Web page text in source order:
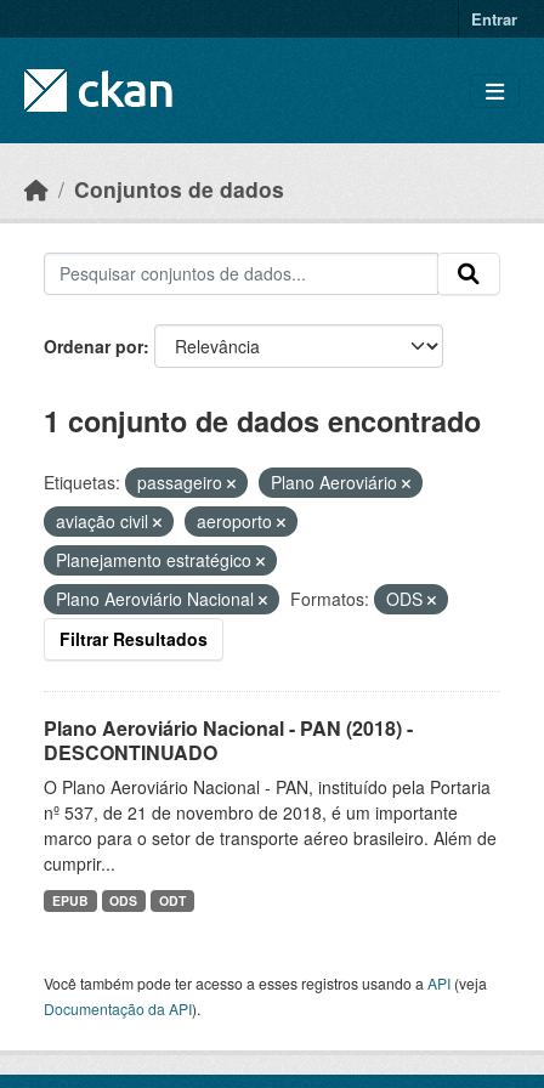
Entrar
Conjuntos de dados
Ordenar por
1 conjunto de dados encontrado
Etiquetas: passageiro
Plano Aeroviário
aviação civil
aeroporto
Planejamento estratégico
Plano Aeroviário Nacional
Formatos:
ODS
Filtrar Resultados
Plano Aeroviário Nacional - PAN (2018) -
DESCONTINUADO
O Plano Aeroviário Nacional - PAN, instituído pela Portaria
nº 537, de 21 de novembro de 2018, é um importante
marco para o setor de transporte aéreo brasileiro. Além de
cumprir...
EPUB ODS ODT
Você também pode ter acesso a esses registros usando a API (veja
Documentação da API).